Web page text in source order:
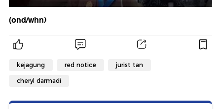
(ond/whn)
kejagung red notice jurist tan
cheryl darmadi